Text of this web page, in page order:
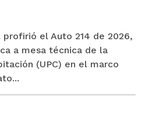
el Auto 214 de 2026,
a mesa técnica de la
(UPC) en el marco